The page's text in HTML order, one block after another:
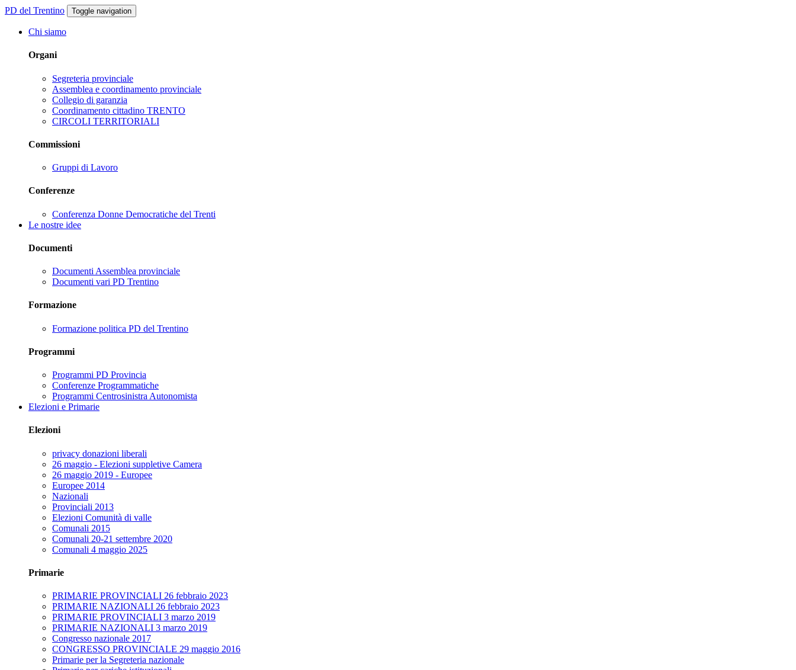
PD del Trentino Toggle navigation
Chi siamo
Organi
Segreteria provinciale
Assemblea e coordinamento provinciale
Collegio di garanzia
Coordinamento cittadino TRENTO
CIRCOLI TERRITORIALI
Commissioni
Gruppi di Lavoro
Conferenze
Conferenza Donne Democratiche del Trenti
Le nostre idee
Documenti
Documenti Assemblea provinciale
Documenti vari PD Trentino
Formazione
Formazione politica PD del Trentino
Programmi
Programmi PD Provincia
Conferenze Programmatiche
Programmi Centrosinistra Autonomista
Elezioni e Primarie
Elezioni
privacy donazioni liberali
26 maggio - Elezioni suppletive Camera
26 maggio 2019 - Europee
Europee 2014
Nazionali
Provinciali 2013
Elezioni Comunità di valle
Comunali 2015
Comunali 20-21 settembre 2020
Comunali 4 maggio 2025
Primarie
PRIMARIE PROVINCIALI 26 febbraio 2023
PRIMARIE NAZIONALI 26 febbraio 2023
PRIMARIE PROVINCIALI 3 marzo 2019
PRIMARIE NAZIONALI 3 marzo 2019
Congresso nazionale 2017
CONGRESSO PROVINCIALE 29 maggio 2016
Primarie per la Segreteria nazionale